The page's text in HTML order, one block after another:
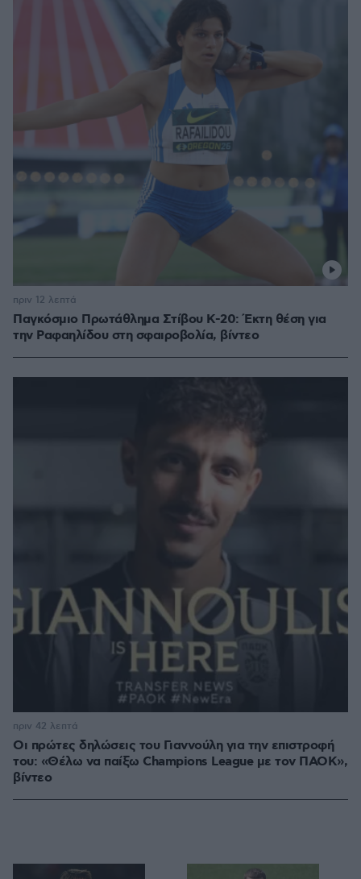
Παγκόσμιο Πρωτάθλημα Στίβου Κ-20: Έκτη θέση για
την Ραφαηλίδου στη σφαιροβολία, βίντεο
πριν 12 λεπτά
Οι πρώτες δηλώσεις του Γιαννούλη για την επιστροφή
του: «Θέλω να παίξω Champions League με τον ΠΑΟΚ»,
βίντεο
πριν 42 λεπτά